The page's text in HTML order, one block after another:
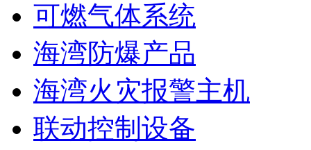
可燃气体系统
海湾防爆产品
海湾火灾报警主机
联动控制设备